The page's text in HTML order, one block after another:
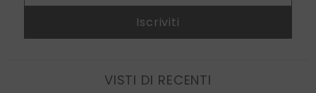
Iscriviti
VISTI DI RECENTI